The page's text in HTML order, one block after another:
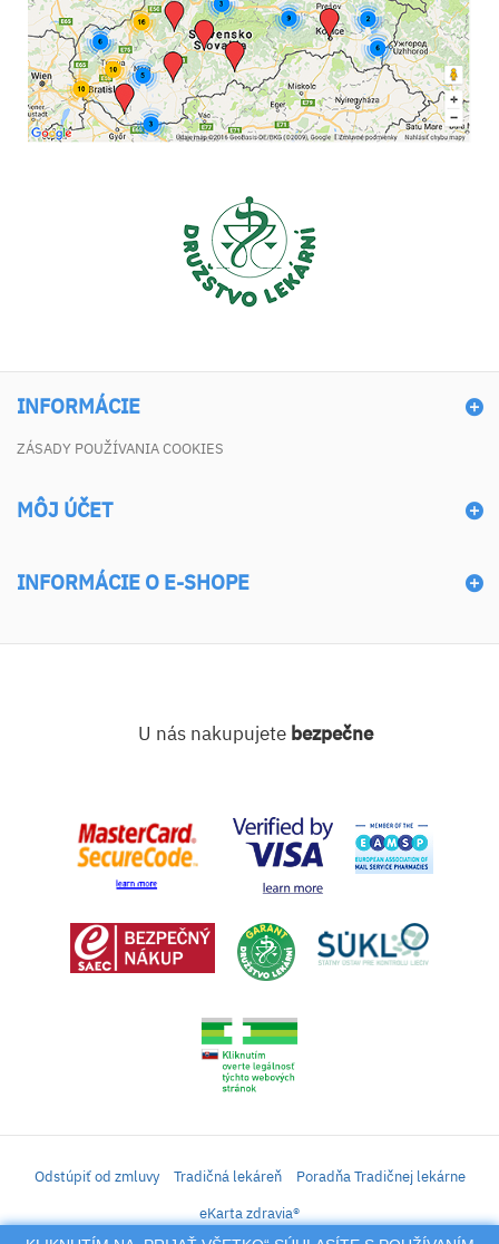
INFORMÁCIE
ZÁSADY POUŽÍVANIA COOKIES
MÔJ ÚČET
INFORMÁCIE O E-SHOPE
U nás nakupujete bezpečne
Odstúpiť od zmluvy Tradičná lekáreň
Poradňa Tradičnej lekárne
eKarta zdravia®